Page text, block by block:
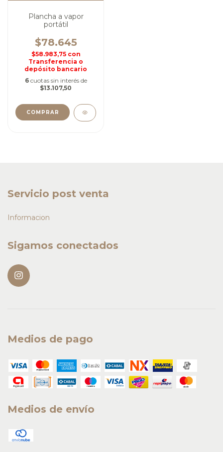
Plancha a vapor
portátil
$78.645
$58.983,75 con
Transferencia o
depósito bancario
6 cuotas sin interés de
$13.107,50
Servicio post venta
Informacion
Sigamos conectados
Medios de pago
Medios de envío